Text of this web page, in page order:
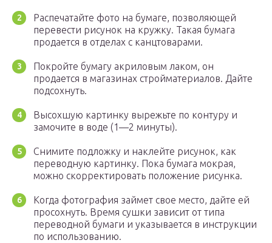
Распечатайте фото на бумаге, позволяющей
перевести рисунок на кружку. Такая бумага
продается в отделах с канцтоварами.
Покройте бумагу акриловым лаком, он
продается в магазинах стройматериалов. Дайте
подсохнуть.
Высохшую картинку вырежьте по контуру и
замочите в воде (1—2 минуты).
Снимите подложку и наклейте рисунок, как
переводную картинку. Пока бумага мокрая,
можно скорректировать положение рисунка.
Когда фотография займет свое место, дайте ей
просохнуть. Время сушки зависит от типа
переводной бумаги и указывается в инструкции
по использованию.